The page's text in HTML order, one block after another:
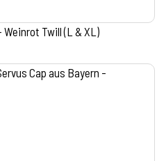
Twill (L & XL)